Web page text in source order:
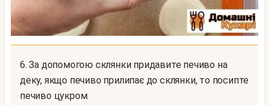
6. За допомогою склянки придавите печиво на
деку, якщо печиво прилипає до склянки, то посипте
печиво цукром.